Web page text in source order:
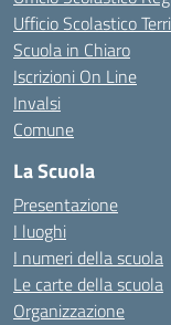
Ufficio Scolastico
Scuola in Chiaro
Iscrizioni On Line
Invalsi
Comune
La Scuola
Presentazione
I luoghi
I numeri della scuola
Le carte della scuola
Organizzazione